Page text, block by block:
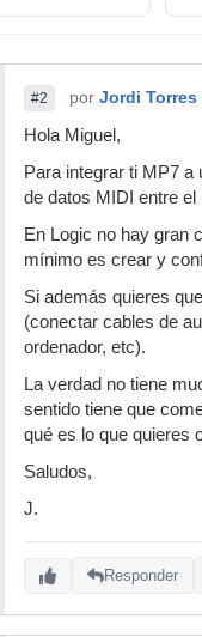
#2 por Jordi Torres
Hola Miguel,
Para integrar ti MP7
de datos MIDI entre
En Logic no hay gran
mínimo es crear y
Si además quieres
(conectar cables de
ordenador, etc).
La verdad no tiene
sentido tiene que
qué es lo que quieres
Saludos,
J.
Responder